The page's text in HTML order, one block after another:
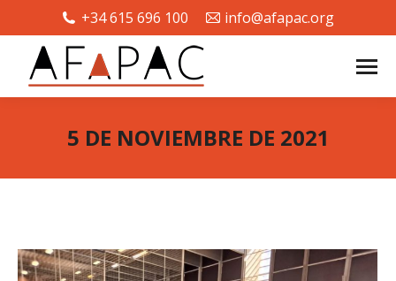
+34 615 696 100 info@afapac.org
5 DE NOVIEMBRE DE 2021